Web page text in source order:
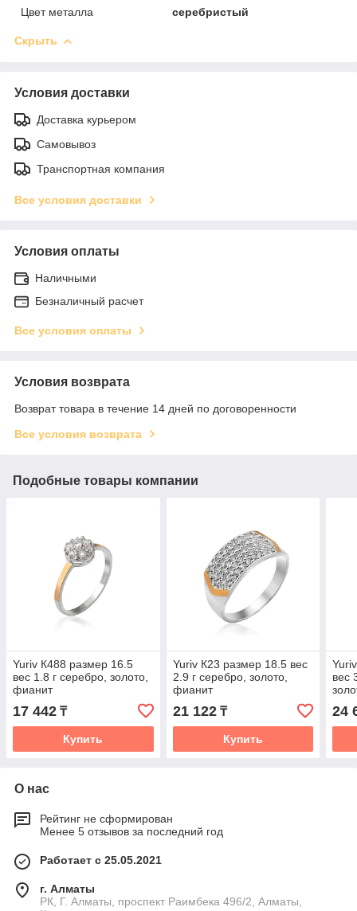
Цвет металла
серебристый
Скрыть
Условия доставки
Доставка курьером
Самовывоз
Транспортная компания
Все условия доставки
Условия оплаты
Наличными
Безналичный расчет
Все условия оплаты
Условия возврата
Возврат товара в течение 14 дней по договоренности
Все условия возврата
Подобные товары компании
Yuriv К488 размер 16.5
вес 1.8 г серебро, золото,
фианит
17 442 ₸
Купить
Yuriv К23 размер 18.5 вес
2.9 г серебро, золото,
фианит
21 122₸
Купить
вес
24
О нас
Рейтинг не сформирован
Менее 5 отзывов за последний год
Работает с 25.05.2021
г. Алматы
РК, Г. Алматы, проспект Раимбека 496/2, Алматы,